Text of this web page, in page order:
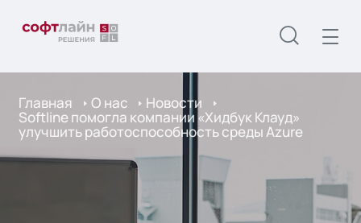
Главная О нас Новости
Softline помогла компании «Хидбук Клауд»
улучшить работоспособность среды Azure